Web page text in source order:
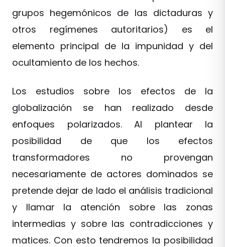
grupos hegemónicos de las dictaduras y
otros regímenes autoritarios) es el
elemento principal de la impunidad y del
ocultamiento de los hechos.
Los estudios sobre los efectos de la
globalización se han realizado desde
enfoques polarizados. Al plantear la
posibilidad de que los efectos
transformadores no provengan
necesariamente de actores dominados se
pretende dejar de lado el análisis tradicional
y llamar la atención sobre las zonas
intermedias y sobre las contradicciones y
matices. Con esto tendremos la posibilidad